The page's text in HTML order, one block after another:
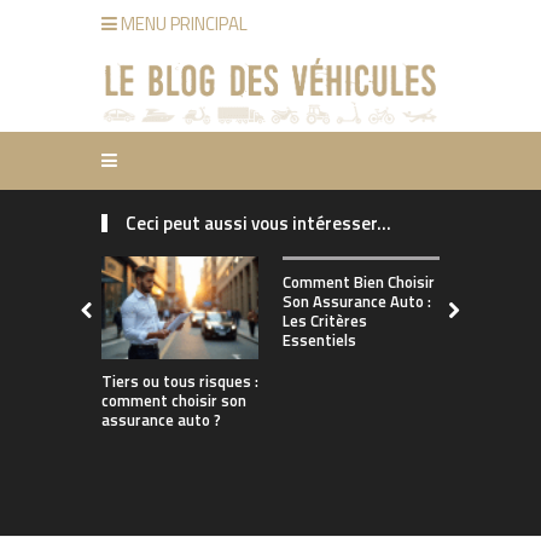
MENU PRINCIPAL
Ceci peut aussi vous intéresser...
Tiers ou tous risques :
comment choisir son
assurance auto ?
Comment Bien Choisir
Son Assurance Auto :
Les Critères
Essentiels